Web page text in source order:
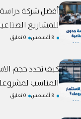
أفضل شركة
للمشاريع
8 أغسطس 0 تعليق
كيف تحدد حجم
المناسب
8 أغسطس 0 تعليق